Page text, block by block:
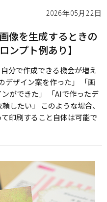
2026年05月22日
像を生成するときの
ンプト例あり】
分で作成できる機会が増え
デザイン案を作った」 「画
ができた」 「AIで作ったデ
したい」 このような場合、
印刷すること自体は可能で